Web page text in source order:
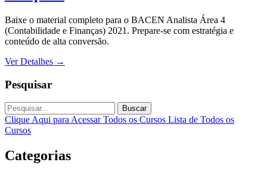
Baixe o material completo para o BACEN Analista Área 4
(Contabilidade e Finanças) 2021. Prepare-se com estratégia e
conteúdo de alta conversão.
Ver Detalhes →
Pesquisar
Buscar
Clique Aqui para Acessar Todos os Cursos Lista de Todos os
Cursos
Categorias